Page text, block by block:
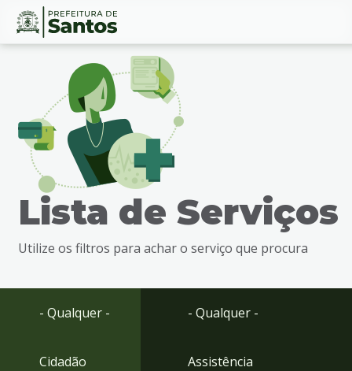
Ir
busca
Ir
Conteúdo
Lista de Serviços
Utilize os filtros para achar o serviço que procura
- Qualquer -
Cidadão
- Qualquer -
Assistência